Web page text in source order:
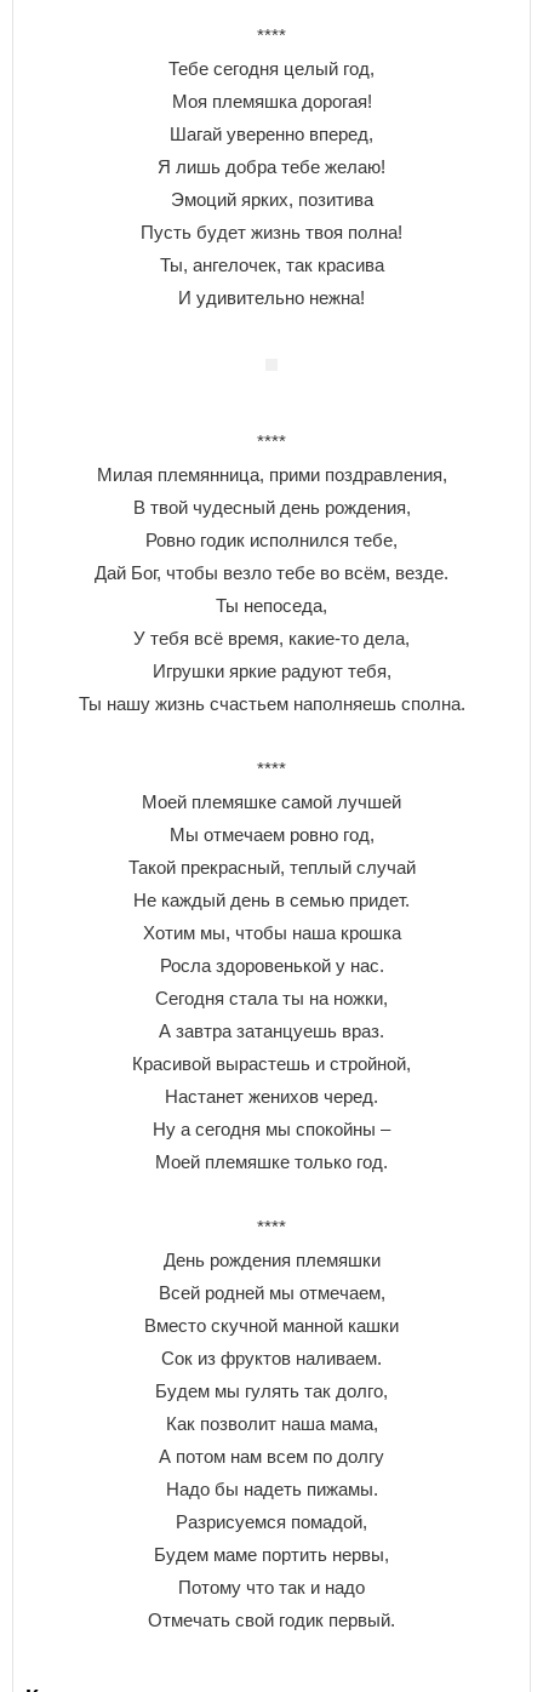
****
Тебе сегодня целый год,
Моя племяшка дорогая!
Шагай уверенно вперед,
Я лишь добра тебе желаю!
Эмоций ярких, позитива
Пусть будет жизнь твоя полна!
Ты, ангелочек, так красива
И удивительно нежна!
****
Милая племянница, прими поздравления,
В твой чудесный день рождения,
Ровно годик исполнился тебе,
Дай Бог, чтобы везло тебе во всём, везде.
Ты непоседа,
У тебя всё время, какие-то дела,
Игрушки яркие радуют тебя,
Ты нашу жизнь счастьем наполняешь сполна.
****
Моей племяшке самой лучшей
Мы отмечаем ровно год,
Такой прекрасный, теплый случай
Не каждый день в семью придет.
Хотим мы, чтобы наша крошка
Росла здоровенькой у нас.
Сегодня стала ты на ножки,
А завтра затанцуешь враз.
Красивой вырастешь и стройной,
Настанет женихов черед.
Ну а сегодня мы спокойны –
Моей племяшке только год.
****
День рождения племяшки
Всей родней мы отмечаем,
Вместо скучной манной кашки
Сок из фруктов наливаем.
Будем мы гулять так долго,
Как позволит наша мама,
А потом нам всем по долгу
Надо бы надеть пижамы.
Разрисуемся помадой,
Будем маме портить нервы,
Потому что так и надо
Отмечать свой годик первый.